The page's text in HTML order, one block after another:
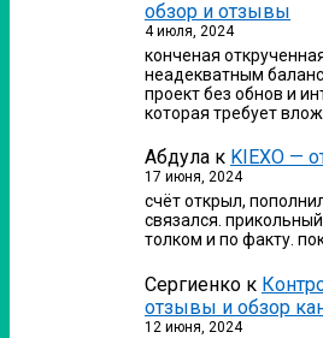
обзор и отзывы
4 июля, 2024
конченая
неадекватным
проект без обнов и
которая требует
Абдула к KIEXO —
17 июня, 2024
счёт открыл,
связался.
толком и по факту.
Сергиенко к
отзывы и обзор
12 июня, 2024